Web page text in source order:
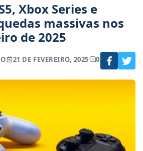
Xbox Series e
massivas nos
de 2025
21 DE FEVEREIRO, 2025 0